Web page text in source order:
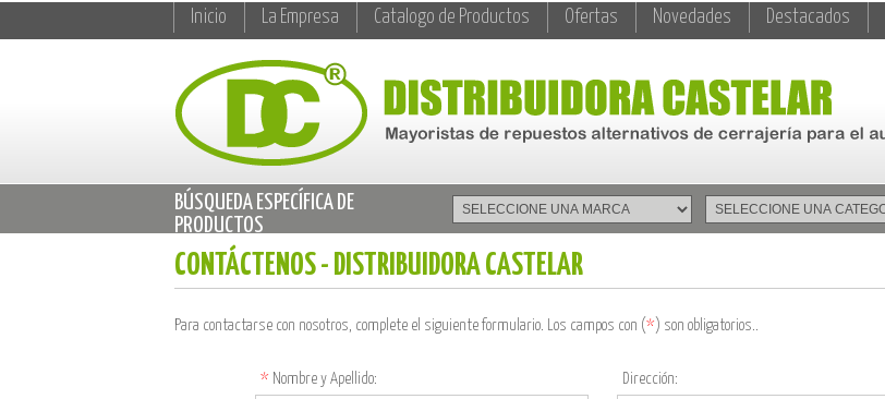
Inicio La Empresa Catalogo de Productos Ofertas Novedades Destacados
BÚSQUEDA ESPECÍFICA DE
PRODUCTOS
CONTÁCTENOS - DISTRIBUIDORA CASTELAR
Para contactarse con nosotros, complete el siguiente formulario. Los campos con (* ) son obligatorios..
* Nombre y Apellido: Dirección: